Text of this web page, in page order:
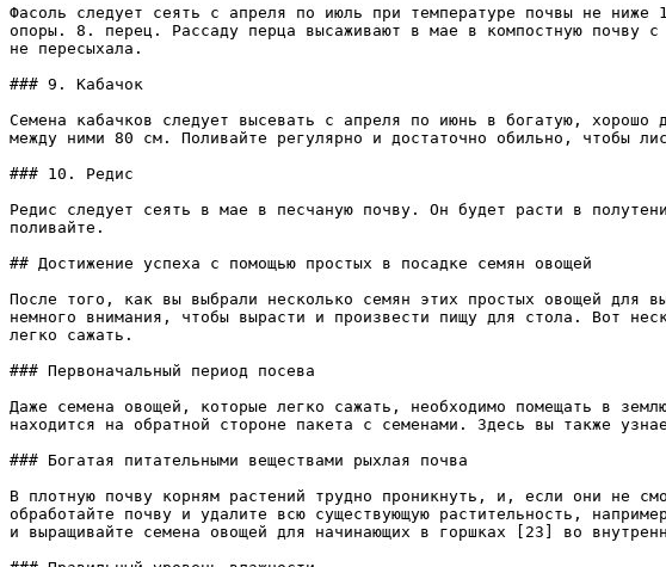
Фасоль следует сеять с апреля по июль при температуре почвы не ниже
опоры. 8. перец. Рассаду перца высаживают в мае в компостную почву
не пересыхала.
### 9. Кабачок
Семена кабачков следует высевать с апреля по июнь в богатую,
между ними 80 см. Поливайте регулярно и достаточно обильно, чтобы
### 10. Редис
Редис следует сеять в мае в песчаную почву. Он будет расти в
поливайте.
## Достижение успеха с помощью простых в посадке семян овощей
После того, как вы выбрали несколько семян этих простых овощей для
немного внимания, чтобы вырасти и произвести пищу для стола. Вот
легко сажать.
### Первоначальный период посева
Даже семена овощей, которые легко сажать, необходимо помещать в
находится на обратной стороне пакета с семенами. Здесь вы также
### Богатая питательными веществами рыхлая почва
В плотную почву корням растений трудно проникнуть, и, если они не
обработайте почву и удалите всю существующую растительность,
и выращивайте семена овощей для начинающих в горшках [23] во